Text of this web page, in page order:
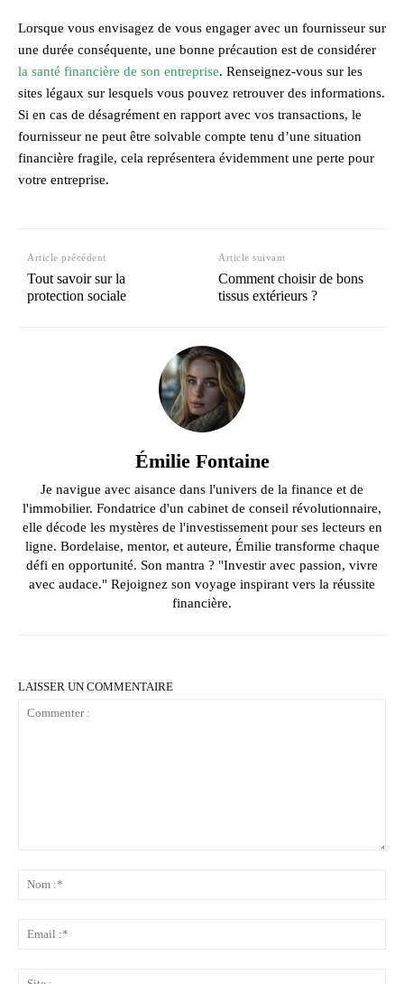
Lorsque vous envisagez de vous engager avec un fournisseur sur
une durée conséquente, une bonne précaution est de considérer
la santé financière de son entreprise. Renseignez-vous sur les
sites légaux sur lesquels vous pouvez retrouver des informations.
Si en cas de désagrément en rapport avec vos transactions, le
fournisseur ne peut être solvable compte tenu d’une situation
financière fragile, cela représentera évidemment une perte pour
votre entreprise.
Article précédent
Tout savoir sur la
protection sociale
Article suivant
Comment choisir de bons
tissus extérieurs ?
Émilie Fontaine
Je navigue avec aisance dans l'univers de la finance et de
l'immobilier. Fondatrice d'un cabinet de conseil révolutionnaire,
elle décode les mystères de l'investissement pour ses lecteurs en
ligne. Bordelaise, mentor, et auteure, Émilie transforme chaque
défi en opportunité. Son mantra ? "Investir avec passion, vivre
avec audace." Rejoignez son voyage inspirant vers la réussite
financière.
LAISSER UN COMMENTAIRE